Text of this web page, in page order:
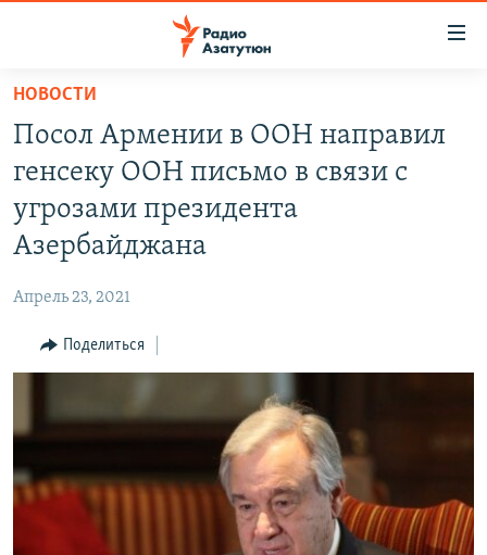
Перейти
основному
содержанию
основной
Перейти
поиску
ПОЛИТИКА
ОБЩЕСТВО
РЕГИОН
НАГОРНЫЙ КАРАБАХ
СПОРТ
АРХИВ
НОВОСТИ
Посол Армении в ООН направил
генсеку ООН письмо в связи с
угрозами президента
Азербайджана
Апрель 23, 2021
Поделиться